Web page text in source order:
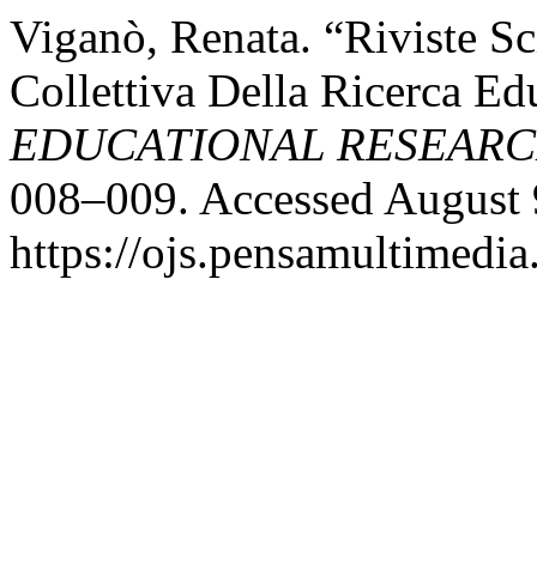
Viganò, Renata. “Riviste
Collettiva Della Ricerca
EDUCATIONAL
008–009. Accessed
https://